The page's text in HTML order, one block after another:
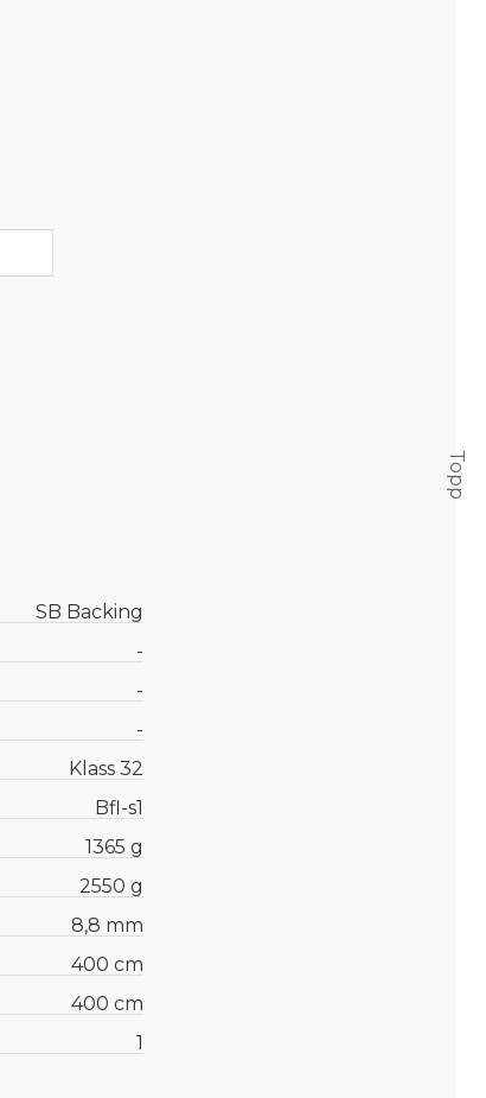
Topp
SB Backing
-
-
-
Klass 32
Bfl-s1
1365 g
2550 g
8,8 mm
400 cm
400 cm
1